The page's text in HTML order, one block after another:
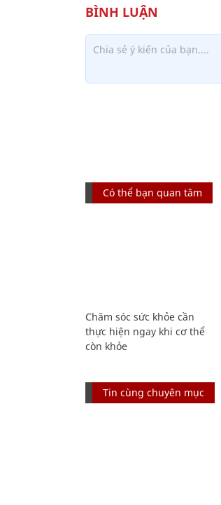
Có thể bạn quan tâm
Chăm sóc sức khỏe cần
thực hiện ngay khi cơ thể
còn khỏe
Tin cùng chuyên mục